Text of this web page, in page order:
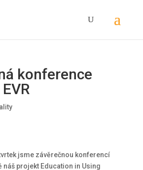
konference
jsme závěrečnou konferencí
náš projekt Education in Using